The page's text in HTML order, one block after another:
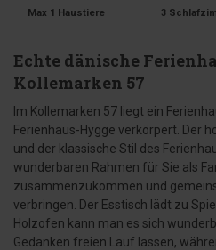
Max 1 Haustiere 3
Echte dänische
Kollemarken 57
Im Kollemarken 57 liegt ein
Ferienhaus-Hygge verkörpert. Der
und der klassische Stil des
wunderbaren Rahmen für Sie als
zusammenzukommen und
verbringen. Der Esstisch lädt zu
Holzofen kann man es sich
Gedanken freien Lauf lassen,